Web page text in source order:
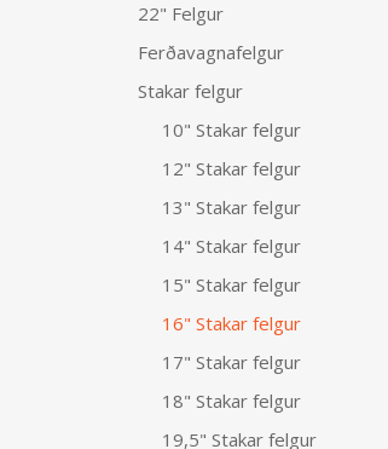
22" Felgur
Ferðavagnafelgur
Stakar felgur
10" Stakar felgur
12" Stakar felgur
13" Stakar felgur
14" Stakar felgur
15" Stakar felgur
16" Stakar felgur
17" Stakar felgur
18" Stakar felgur
19,5" Stakar felgur